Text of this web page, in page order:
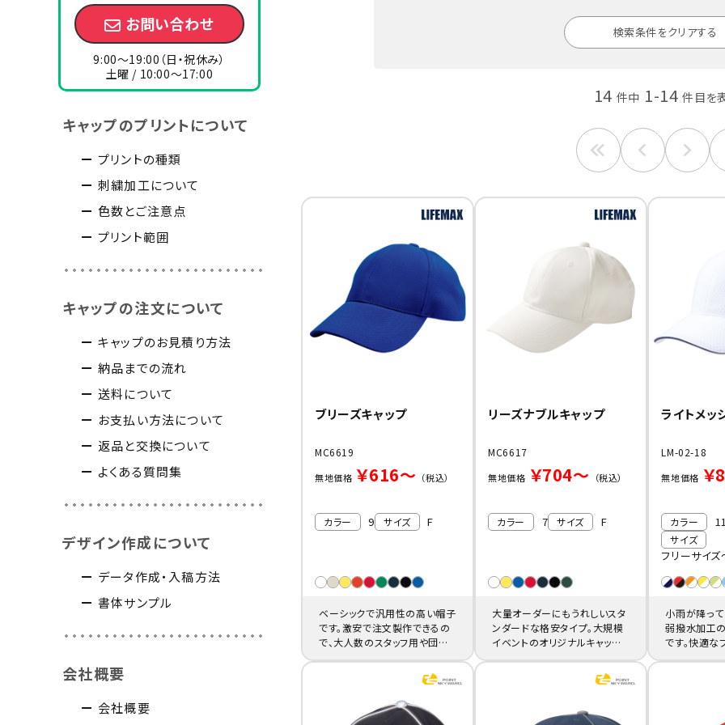
検索条件をクリアする
14 件中 1-14 件目を
ブリーズキャップ
MC6619
無地価格 ￥616～ （税込）
カラー 9 サイズ F
ベーシックで汎用性の高い帽子
です。激安で注文製作できるの
で、大人数のスタッフ用や団体
リーズナブルキャップ
MC6617
無地価格 ￥704～ （税込）
カラー 7 サイズ F
大量オーダーにもうれしいスタ
ンダードな格安タイプ。大規模
イベントのオリジナルキャップ
ライトメッ
LM-02-18
無地価格 ￥
カラー
サイズ
フリーサイ
小雨が降っ
弱撥水加工の
です。快適な
お問い合わせ
9:00～19:00（日・祝休み）
土曜 / 10:00～17:00
キャップのプリントについて
プリントの種類
刺繍加工について
色数とご注意点
プリント範囲
キャップの注文について
キャップのお見積り方法
納品までの流れ
送料について
お支払い方法について
返品と交換について
よくある質問集
デザイン作成について
データ作成・入稿方法
書体サンプル
会社概要
会社概要